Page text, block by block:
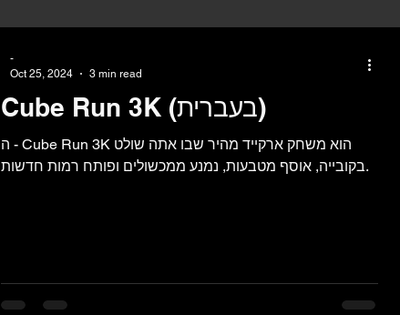
באיכות טוב
Cube Run 3K (בעברית)
ה - Cube Run 3K הוא משחק ארקייד מהיר שבו אתה שולט
בקובייה, אוסף מטבעות, נמנע ממכשולים ופותח רמות חדשות.
-
Oct 25, 2024
3 min read